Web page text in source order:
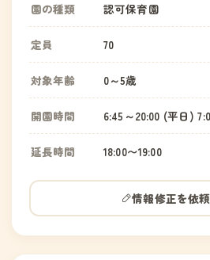
園の種類 認可保育園
定員 70
対象年齢 0～5歳
開園時間 6:45～20:00 (平日)
延長時間 18:00〜19:00
情報修正を依